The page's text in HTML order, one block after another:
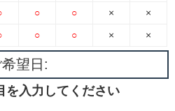
○
○
○
○
×
×
×
×
希望日:
を入力してください